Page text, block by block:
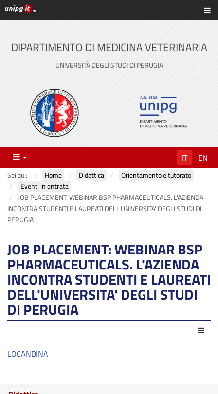
Vai
al
principale
Link ai principali servizi web di Ateneo
DIPARTIMENTO DI MEDICINA VETERINARIA
UNIVERSITÀ DEGLI STUDI DI PERUGIA
Menu IT EN
Sei qui: Home Didattica
Orientamento e tutorato
Eventi in entrata
JOB PLACEMENT: WEBINAR BSP PHARMACEUTICALS. L'AZIENDA
INCONTRA STUDENTI E LAUREATI DELL'UNIVERSITA' DEGLI STUDI DI
PERUGIA
JOB PLACEMENT: WEBINAR BSP
PHARMACEUTICALS. L'AZIENDA
INCONTRA STUDENTI E LAUREATI
DELL'UNIVERSITA' DEGLI STUDI
DI PERUGIA
LOCANDINA